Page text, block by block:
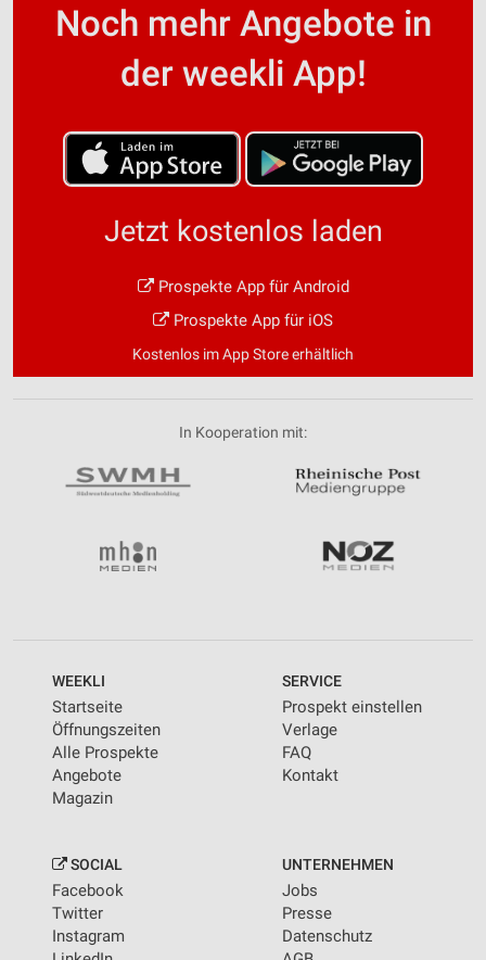
Noch mehr Angebote in
der weekli App!
Jetzt kostenlos laden
Prospekte App für Android
Prospekte App für iOS
Kostenlos im App Store erhältlich
In Kooperation mit:
WEEKLI
Startseite
Öffnungszeiten
Alle Prospekte
Angebote
Magazin
SERVICE
Prospekt einstellen
Verlage
FAQ
Kontakt
SOCIAL
Facebook
Twitter
Instagram
UNTERNEHMEN
Jobs
Presse
Datenschutz